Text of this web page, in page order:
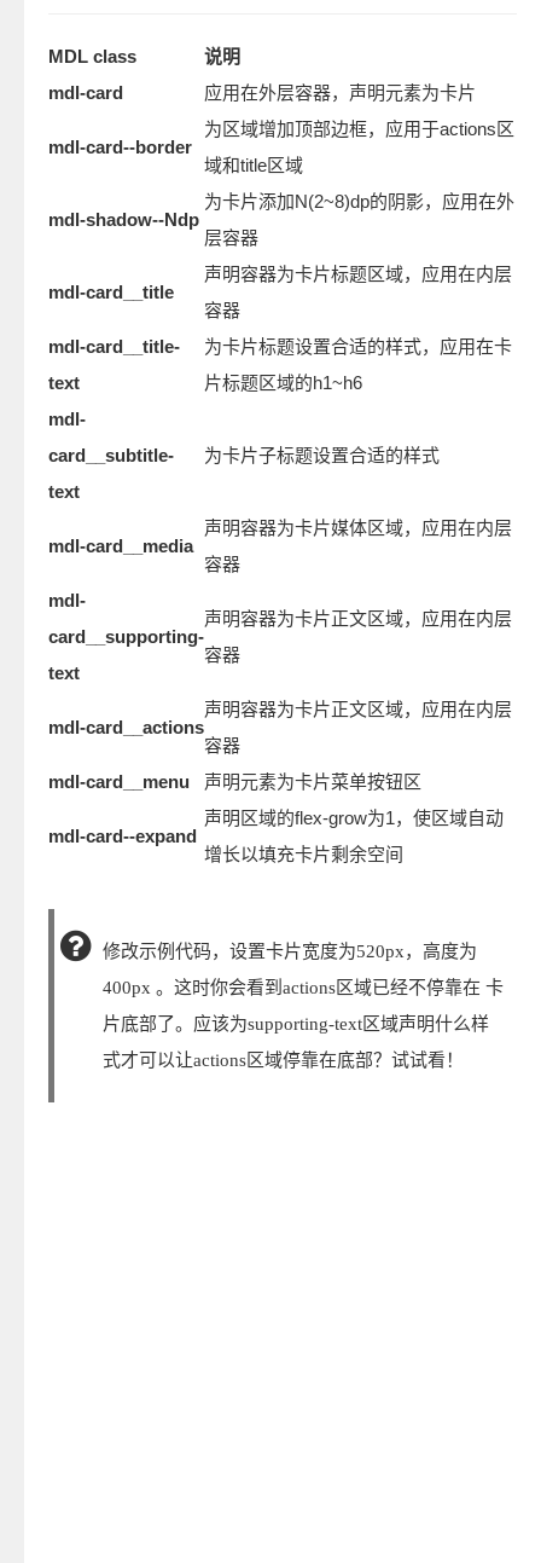
MDL class
说明
mdl-card
应用在外层容器，声明元素为卡片
mdl-card--border
为区域增加顶部边框，应用于actions区
域和title区域
mdl-shadow--Ndp
为卡片添加N(2~8)dp的阴影，应用在外
层容器
mdl-card__title
声明容器为卡片标题区域，应用在内层
容器
mdl-card__title-
text
为卡片标题设置合适的样式，应用在卡
片标题区域的h1~h6
mdl-
card__subtitle-
text
为卡片子标题设置合适的样式
mdl-card__media
声明容器为卡片媒体区域，应用在内层
容器
mdl-
card__supporting-
text
声明容器为卡片正文区域，应用在内层
容器
mdl-card__actions
声明容器为卡片正文区域，应用在内层
容器
mdl-card__menu
声明元素为卡片菜单按钮区
mdl-card--expand
声明区域的flex-grow为1，使区域自动
增长以填充卡片剩余空间
修改示例代码，设置卡片宽度为520px，高度为
400px 。这时你会看到actions区域已经不停靠在 卡
片底部了。应该为supporting-text区域声明什么样
式才可以让actions区域停靠在底部？试试看！